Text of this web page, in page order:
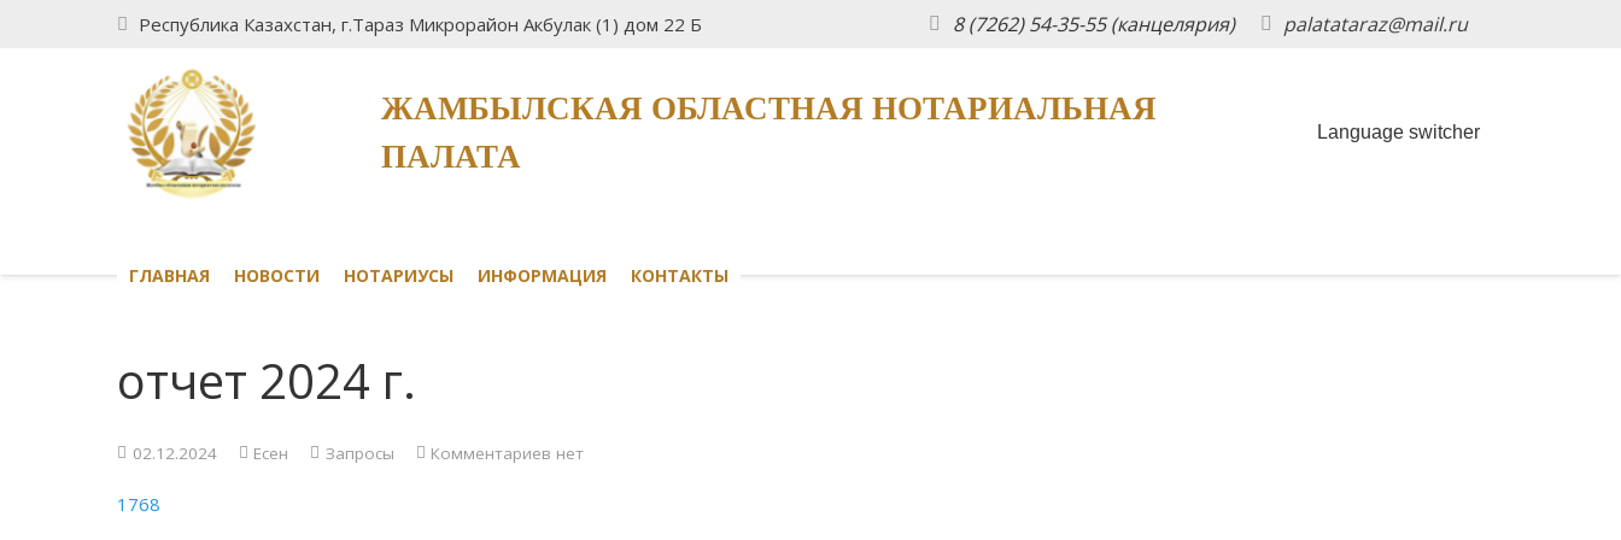
Республика Казахстан, г.Тараз Микрорайон Акбулак (1) дом 22 Б 8 (7262) 54-35-55 (канцелярия) palatataraz@mail.ru
ЖАМБЫЛСКАЯ ОБЛАСТНАЯ НОТАРИАЛЬНАЯ
ПАЛАТА
Language switcher
ГЛАВНАЯ НОВОСТИ НОТАРИУСЫ ИНФОРМАЦИЯ КОНТАКТЫ
отчет 2024 г.
02.12.2024 Есен Запросы Комментариев нет
1768